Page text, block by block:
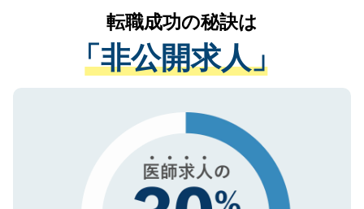
は、個人情報の取り扱いについての厳密な
管理基準を満たした事業者のみに付与され
る、プライバシーマークを取得済みです。
で、機密保持に関してもご安心ください。
かがいして、現在の医療機関の状況や紹介
経験をまじえながら、適切なアドバイスを
させていただきます。すぐにご転職をされ
ない方には、長期的なサポートが可能です
ので、まずはご登録ください。
転職成功の秘訣は
「非公開求人」